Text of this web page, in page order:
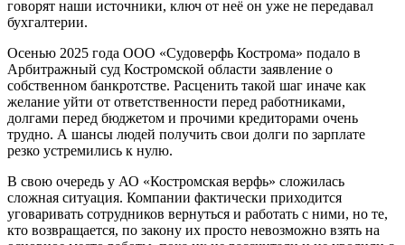
говорят наши источники, ключ от неё он уже не передавал
бухгалтерии.
Осенью 2025 года ООО «Судоверфь Кострома» подало в
Арбитражный суд Костромской области заявление о
собственном банкротстве. Расценить такой шаг иначе как
желание уйти от ответственности перед работниками,
долгами перед бюджетом и прочими кредиторами очень
трудно. А шансы людей получить свои долги по зарплате
резко устремились к нулю.
В свою очередь у АО «Костромская верфь» сложилась
сложная ситуация. Компании фактически приходится
уговаривать сотрудников вернуться и работать с ними, но те,
кто возвращается, по закону их просто невозможно взять на